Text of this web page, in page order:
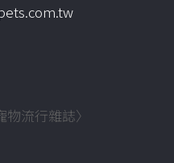
流行雜誌〉